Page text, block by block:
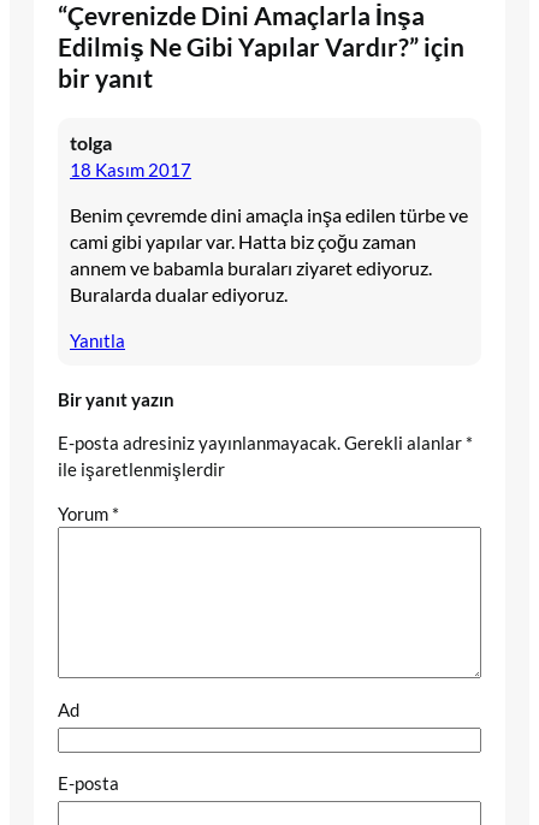
“Çevrenizde Dini Amaçlarla İnşa
Edilmiş Ne Gibi Yapılar Vardır?” için
bir yanıt
tolga
18 Kasım 2017
Benim çevremde dini amaçla inşa edilen türbe ve
cami gibi yapılar var. Hatta biz çoğu zaman
annem ve babamla buraları ziyaret ediyoruz.
Buralarda dualar ediyoruz.
Yanıtla
Bir yanıt yazın
E-posta adresiniz yayınlanmayacak.Gerekli alanlar *
ile işaretlenmişlerdir
Yorum *
Ad
E-posta